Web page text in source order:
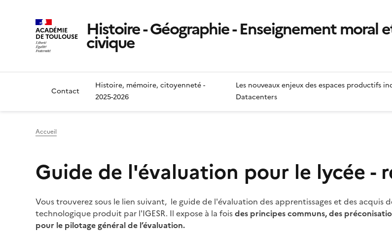
ACADÉMIE
DE TOULOUSE Histoire - Géographie - Enseignement moral
civique
Contact
Histoire, mémoire, citoyenneté -
2025-2026
Les nouveaux enjeux des espaces productifs
Datacenters
Accueil
Guide de l'évaluation pour le lycée -
Vous trouverez sous le lien suivant, le guide de l'évaluation des apprentissages et des acquis
technologique produit par l'IGESR. Il expose à la foisdes principes communs, des
pour le pilotage général de l’évaluation.